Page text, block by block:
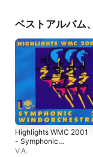
ベストアルバム
Highlights WMC 2001
- Symphonic
Windorchestra, Vol 2
V.A.